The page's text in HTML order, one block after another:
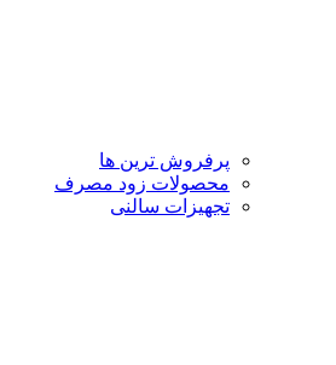
پرفروش ترین ها
محصولات زود مصرف
تجهیزات سالنی